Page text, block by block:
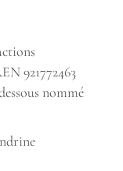
921772463
nommé